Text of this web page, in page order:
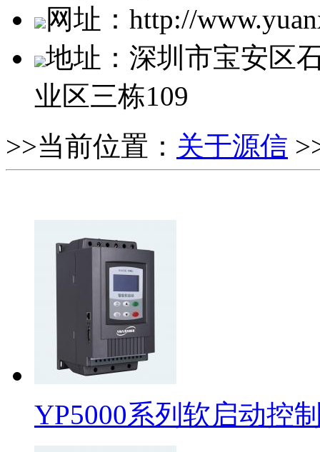
网址：http://
地址：深圳市宝安区
业区三栋109
>>当前位置： 关于源信
YP5000系列软启动控